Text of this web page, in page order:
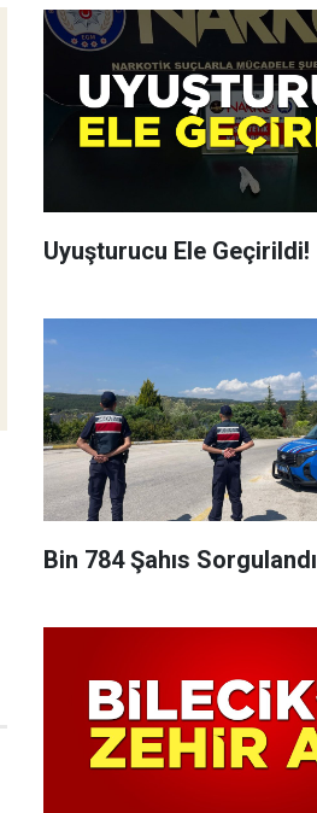
Uyuşturucu Ele Geçirildi!
Bin 784 Şahıs Sorgulandı